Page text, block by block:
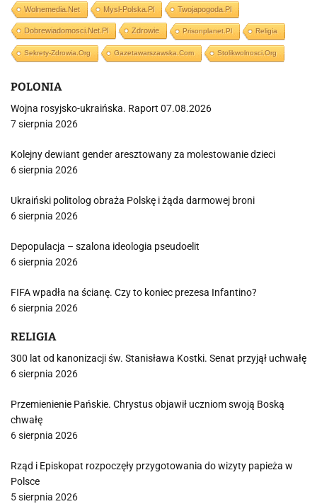
Wolnemedia.net Mysl-Polska.pl Twojapogoda.pl
Dobrewiadomosci.net.pl Zdrowie Prisonplanet.pl Religia
Sekrety-Zdrowia.org Gazetawarszawska.com Stolikwolnosci.org
POLONIA
Wojna rosyjsko-ukraińska. Raport 07.08.2026
7 sierpnia 2026
Kolejny dewiant gender aresztowany za molestowanie dzieci
6 sierpnia 2026
Ukraiński politolog obraża Polskę i żąda darmowej broni
6 sierpnia 2026
Depopulacja – szalona ideologia pseudoelit
6 sierpnia 2026
FIFA wpadła na ścianę. Czy to koniec prezesa Infantino?
6 sierpnia 2026
RELIGIA
300 lat od kanonizacji św. Stanisława Kostki. Senat przyjął uchwałę
6 sierpnia 2026
Przemienienie Pańskie. Chrystus objawił uczniom swoją Boską
chwałę
6 sierpnia 2026
Rząd i Episkopat rozpoczęły przygotowania do wizyty papieża w
Polsce
5 sierpnia 2026